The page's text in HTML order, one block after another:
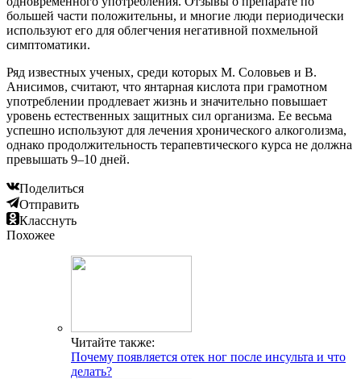
большей части положительны, и многие люди периодически
используют его для облегчения негативной похмельной
симптоматики.
Ряд известных ученых, среди которых М. Соловьев и В.
Анисимов, считают, что янтарная кислота при грамотном
употреблении продлевает жизнь и значительно повышает
уровень естественных защитных сил организма. Ее весьма
успешно используют для лечения хронического алкоголизма,
однако продолжительность терапевтического курса не должна
превышать 9–10 дней.
Поделиться
Отправить
Класснуть
Похожее
Читайте также:
Почему появляется отек ног после инсульта и что
делать?